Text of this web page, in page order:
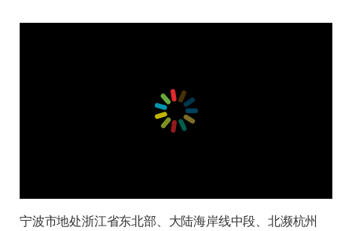
宁波市地处浙江省东北部、大陆海岸线中段、北濒杭州